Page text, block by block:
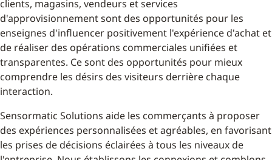
clients, magasins, vendeurs et services
d'approvisionnement sont des opportunités pour les
enseignes d'influencer positivement l'expérience d'achat et
de réaliser des opérations commerciales unifiées et
transparentes. Ce sont des opportunités pour mieux
comprendre les désirs des visiteurs derrière chaque
interaction.
Sensormatic Solutions aide les commerçants à proposer
des expériences personnalisées et agréables, en favorisant
les prises de décisions éclairées à tous les niveaux de